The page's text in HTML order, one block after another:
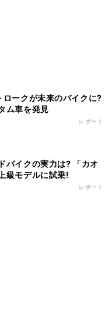
ロークが未来のバイクに?
ム車を発見
レポート
バイクの実力は? 「カオ
級モデルに試乗!
レポート